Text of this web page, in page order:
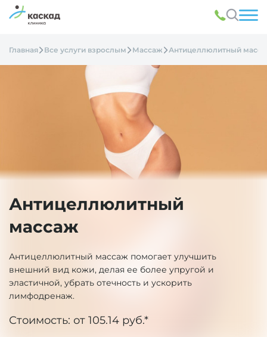
Главная Все услуги взрослым Массаж Антицеллюлитный
Антицеллюлитный
массаж
Антицеллюлитный массаж помогает улучшить
внешний вид кожи, делая ее более упругой и
эластичной, убрать отечность и ускорить
лимфодренаж.
Стоимость: от 105.14 руб.*